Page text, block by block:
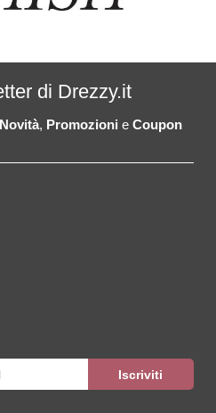
di Drezzy.it
Novità, Promozioni e Coupon